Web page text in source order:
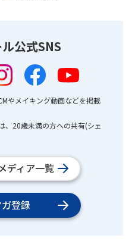
公式SNS
やメイキング動画などを掲載
20歳未満の方への共有(シェ
ディア一覧
登録